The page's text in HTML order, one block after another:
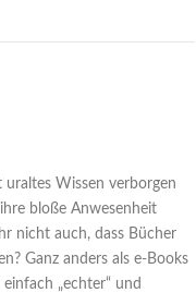
uraltes Wissen verborgen
bloße Anwesenheit
nicht auch, dass Bücher
Ganz anders als e-Books
„echter“ und